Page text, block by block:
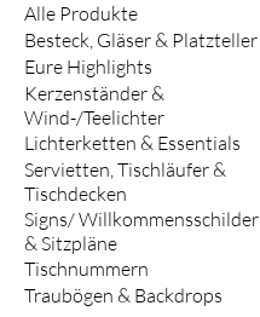
Alle Produkte
Besteck, Gläser & Platzteller
Eure Highlights
Kerzenständer &
Wind-/Teelichter
Lichterketten & Essentials
Servietten, Tischläufer &
Tischdecken
Signs/ Willkommensschilder
& Sitzpläne
Tischnummern
Traubögen & Backdrops